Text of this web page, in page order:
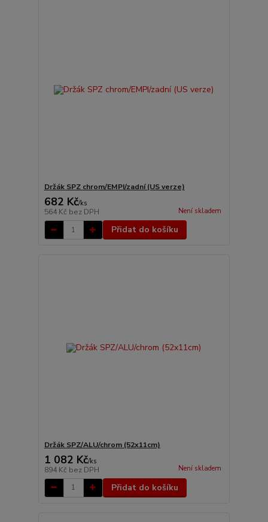
Držák SPZ chrom/EMPI/zadní (US verze)
682 Kč/ks
564 Kč bez DPH Není skladem
Přidat do košíku
Držák SPZ/ALU/chrom (52x11cm)
1 082 Kč/ks
894 Kč bez DPH Není skladem
Přidat do košíku